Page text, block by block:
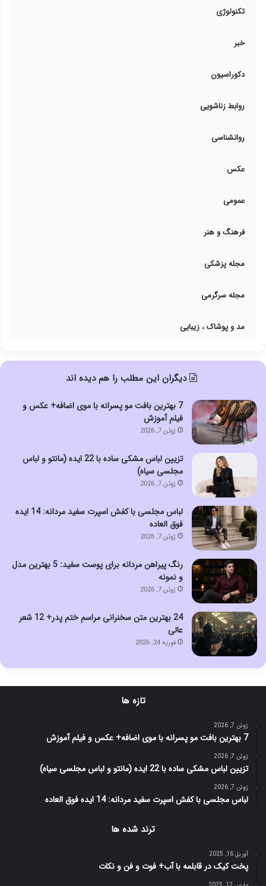
تکنولوژی
خبر
دکوراسیون
روابط زناشویی
روانشناسی
عکس
عمومی
فرهنگ و هنر
مجله پزشکی
مجله سرگرمی
مد و پوشاک ، زیبایی
دیگران این مطلب را هم دیده اند
7 بهترین بافت مو پسرانه با موی اضافه+ عکس و
فیلم آموزش
ژوئن 7, 2026
تزیین لباس مشکی ساده با 22 ایده (مانتو و لباس
مجلسی سیاه)
ژوئن 7, 2026
لباس مجلسی با کفش اسپرت سفید مردانه: 14 ایده
فوق العاده
ژوئن 7, 2026
رنگ پیراهن مردانه برای پوست سفید: 5 بهترین مدل
و نمونه
ژوئن 7, 2026
24 بهترین متن سخنرانی مراسم ختم پدر+ 12 شعر
عالی
فوریه 24, 2026
تازه ها
ژوئن 7, 2026
7 بهترین بافت مو پسرانه با موی اضافه+ عکس و فیلم آموزش
ژوئن 7, 2026
تزیین لباس مشکی ساده با 22 ایده (مانتو و لباس مجلسی سیاه)
ژوئن 7, 2026
لباس مجلسی با کفش اسپرت سفید مردانه: 14 ایده فوق العاده
ترند شده ها
آوریل 16, 2025
پخت کیک در قابلمه با آب+ فوت و فن و نکات